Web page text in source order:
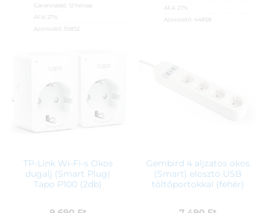
Garanciaidő: 12 hónap
ÁFA:
27%
Azonosító: 55852
ÁFA:
27%
Azonosító: 44858
TP-Link Wi-Fi-s Okos
dugalj (Smart Plug)
Tapo P100 (2db)
Gembird 4 aljzatos okos
(Smart) elosztó USB
töltőportokkal (fehér)